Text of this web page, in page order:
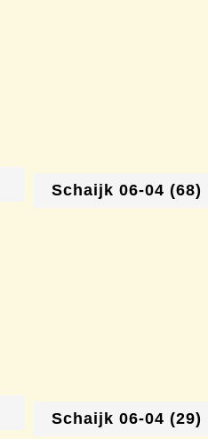
Schaijk 06-04 (68)
Schaijk 06-04 (29)